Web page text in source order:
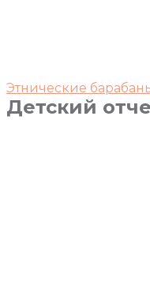
Этнические
Детский